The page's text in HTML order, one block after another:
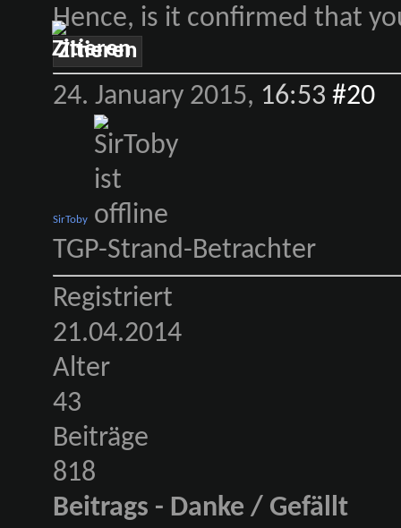
Hence, is it confirmed that
Zitieren
24. January 2015, 16:53 #20
SirToby
TGP-Strand-Betrachter
Registriert
21.04.2014
Alter
43
Beiträge
818
Beitrags - Danke / Gefällt